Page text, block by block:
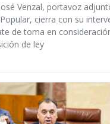
Venzal, portavoz
cierra con su
de toma en
de ley